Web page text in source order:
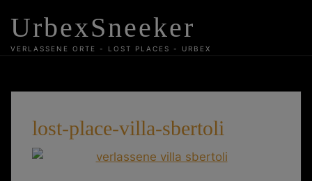
content
UrbexSneeker
VERLASSENE ORTE - LOST PLACES - URBEX
lost-place-villa-sbertoli